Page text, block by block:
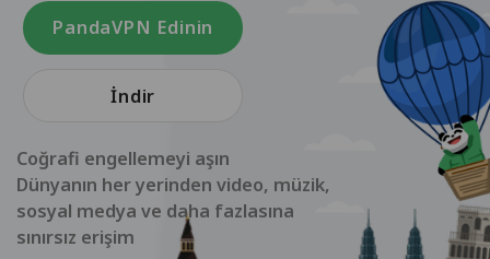
PandaVPN Edinin
İndir
Coğrafi engellemeyi aşın
Dünyanın her yerinden video, müzik,
sosyal medya ve daha fazlasına
sınırsız erişim